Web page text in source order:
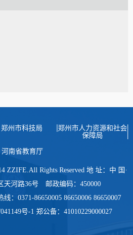
郑州市科技局
郑州市人力资源和社会
保障局
河南省教育厅
ZZIFE.All Rights Reserved 地 址：中 国·
天河路36号 邮政编码：450000
：0371-86650005 86650006 86650007
号-1 郑公备：41010229000027